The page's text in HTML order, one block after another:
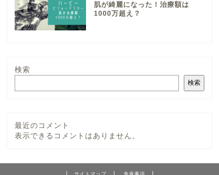
肌が綺麗になった！治療額は
1000万超え？
検索
検索
最近のコメント
表示できるコメントはありません。
サイトマップ 免責事項